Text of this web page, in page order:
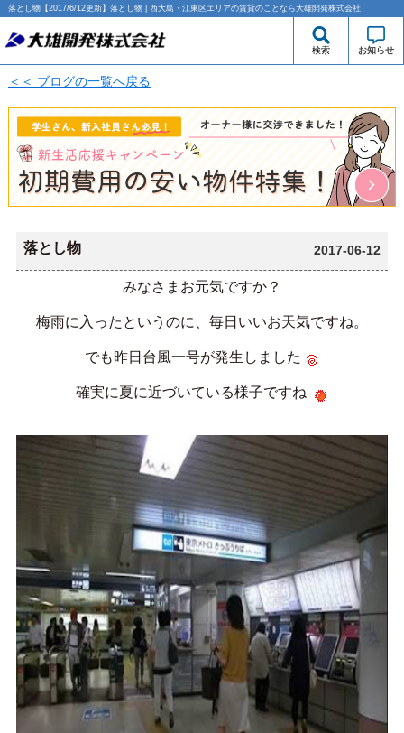
落とし物【2017/6/12更新】落とし物 | 西大島・江東区エリアの賃貸のことなら大雄開発株式会社
検索 お知らせ
＜＜ ブログの一覧へ戻る
落とし物 2017-06-12
みなさまお元気ですか？
梅雨に入ったというのに、毎日いいお天気ですね。
でも昨日台風一号が発生しました
確実に夏に近づいている様子ですね